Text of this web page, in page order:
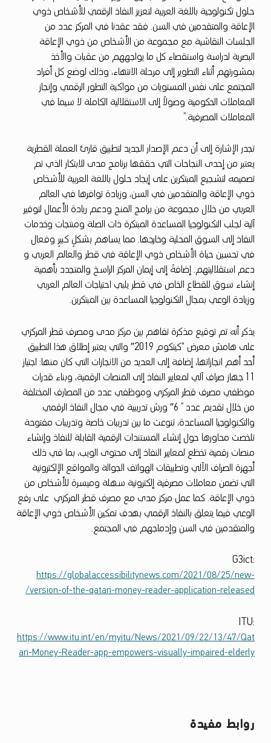
ل
ة
ا
ل
ق
ط
ي
ة
”
ب
ا
ل
ش
ر
ا
ك
ة
م
ع
م
ص
ر
ف
ق
ط
ر
ل
م
ك
ز
ي
حلول تكنولوجية باللغة العربية لتعزيز النفاذ الرقمي للأشخاص ذوي
الإعاقة والمتقدمين في السن. فقد عقدنا في المركز عدد من
الجلسات النقاشية مع مجموعة من الأشخاص من ذوي الإعاقة
البصرية لدراسة واستقصاء كل ما يواجههم من عقبات والأخذ
بمشورتهم أثناء التطوير إلى مرحلة الانتهاء، وذلك لوضع كل أفراد
المجتمع على نفس المستويات من مواكبة التطور الرقمي وإنجاز
المعاملات الحكومية وصولاً إلى الاستقلالية الكاملة لا سيما في
المعاملات المصرفية.”
تجدر الإشارة إلى أن دعم الإصدار الجديد لتطبيق قارئ العملة القطرية
يعتبر من إحدى النجاحات التي حققها برنامج مدى للابتكار الذي تم
تصميمه لتشجيع المبتكرين على إيجاد حلول باللغة العربية للأشخاص
ذوي الإعاقة والمتقدمين في السن، وزيادة توافرها في العالم
العربي من خلال مجموعة من برامج المنح ودعم ريادة الأعمال لتوفير
آلية لجلب التكنولوجيا المساعدة المبتكرة ذات الصلة ومنتجات وخدمات
النفاذ إلى السوق المحلية وخارجها. مما يساهم بشكلٍ كبيرٍ وفعال
في تحسين حياة الأشخاص ذوي الإعاقة في قطر والعالم العربي و
دعم استقلاليتهم. إضافةً إلى إيمان المركز الراسخ والمتجدد بأهمية
إنشاء سوق للقطاع الخاص في قطر يلبي احتياجات العالم العربي
وزيادة الوعي بمجال التكنولوجيا المساعدة بين المبتكرين.
يذكر أنه تم توقيع مذكرة تفاهم بين مركز مدى ومصرف قطر المركزي
على هامش معرض “كيتكوم 2019″ والتي يعتبر إطلاق هذا التطبيق
أحد أهم انجازاتها، إضافة إلى العديد من الانجازات التي كان منها: اجتياز
11 جهاز صراف آلي لمعايير النفاذ إلى المنصات الرقمية، وبناء قدرات
موظفي مصرف قطر المركزي وموظفي عدد من المصارف المختلفة
من خلال تقديم عدد ” 6″ ورش تدريبية في مجال النفاذ الرقمي
والتكنولوجيا المساعدة، تنوعت ما بين تدريبات خاصة وتدريبات مفتوحة
تلخصت محاورها حول إنشاء المستندات الرقمية القابلة للنفاذ وإنشاء
منصات رقمية تخظع لمعايير النفاذ إلى محتوى الويب، بما في ذلك
أجهزة الصراف الآلي وتطبيقات الهواتف الجوالة والمواقع الإلكترونية
التي تضمن معاملات مصرفية إلكترونية سهلة وميسرة للأشخاص من
ذوي الإعاقة. كما عمل مركز مدى مع مصرف قطر المركزي على رفع
الوعي فيما يتعلق بالنفاذ الرقمي بهدف تمكين الأشخاص ذوي الإعاقة
والمتقدمين في السن وإدماجهم في المجتمع.
G3ict:
https://globalaccessibilitynews.com/2021/08/25/new-
version-of-the-qatari-money-reader-application-released/
ITU:
https://www.itu.int/en/myitu/News/2021/09/22/13/47/Qat
ari-Money-Reader-app-empowers-visually-impaired-elderly
روابط مفيدة